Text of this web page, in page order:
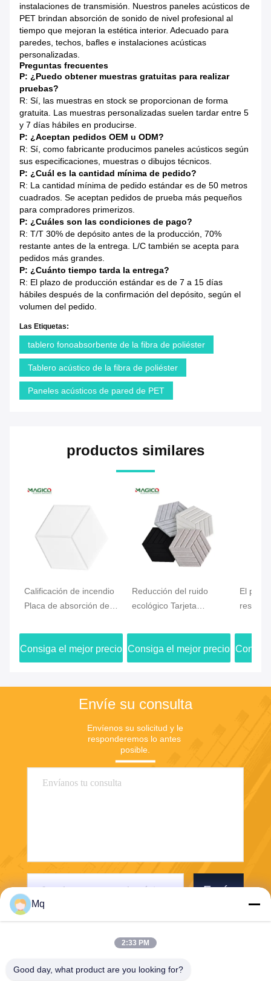
instalaciones de transmisión. Nuestros paneles acústicos de
PET brindan absorción de sonido de nivel profesional al
tiempo que mejoran la estética interior. Adecuado para
paredes, techos, bafles e instalaciones acústicas
personalizadas.
Preguntas frecuentes
P: ¿Puedo obtener muestras gratuitas para realizar
pruebas?
R: Sí, las muestras en stock se proporcionan de forma
gratuita. Las muestras personalizadas suelen tardar entre 5
y 7 días hábiles en producirse.
P: ¿Aceptan pedidos OEM u ODM?
R: Sí, como fabricante producimos paneles acústicos según
sus especificaciones, muestras o dibujos técnicos.
P: ¿Cuál es la cantidad mínima de pedido?
R: La cantidad mínima de pedido estándar es de 50 metros
cuadrados. Se aceptan pedidos de prueba más pequeños
para compradores primerizos.
P: ¿Cuáles son las condiciones de pago?
R: T/T 30% de depósito antes de la producción, 70%
restante antes de la entrega. L/C también se acepta para
pedidos más grandes.
P: ¿Cuánto tiempo tarda la entrega?
R: El plazo de producción estándar es de 7 a 15 días
hábiles después de la confirmación del depósito, según el
volumen del pedido.
Las Etiquetas:
tablero fonoabsorbente de la fibra de poliéster
Tablero acústico de la fibra de poliéster
Paneles acústicos de pared de PET
productos similares
Calificación de incendio
Placa de absorción de
poliéster 9 mm 12 mm
24 mm espesor
Consiga el mejor precio
Reducción del ruido
ecológico Tarjeta
poliéster con acabado
3D decorativo
Consiga el mejor precio
El
paneles
Envíe su consulta
Envíenos su solicitud y le
responderemos lo antes
posible.
Envíe
Mq
2:33 PM
Good day, what product are you looking for?